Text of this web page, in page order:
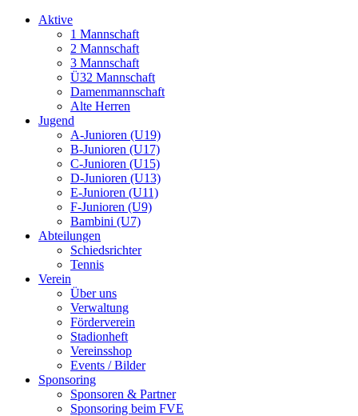
Aktive
1 Mannschaft
2 Mannschaft
3 Mannschaft
Ü32 Mannschaft
Damenmannschaft
Alte Herren
Jugend
A-Junioren (U19)
B-Junioren (U17)
C-Junioren (U15)
D-Junioren (U13)
E-Junioren (U11)
F-Junioren (U9)
Bambini (U7)
Abteilungen
Schiedsrichter
Tennis
Verein
Über uns
Verwaltung
Förderverein
Stadionheft
Vereinsshop
Events / Bilder
Sponsoring
Sponsoren & Partner
Sponsoring beim FVE